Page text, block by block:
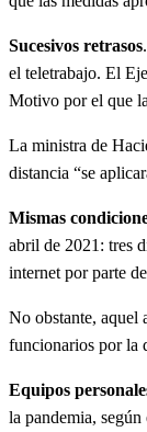
Sucesivos retrasos
el teletrabajo. El
Motivo por el que
La ministra de
distancia “se
Mismas
abril de 2021: tres
internet por parte
No obstante, aquel
funcionarios por la
Equipos
la pandemia,